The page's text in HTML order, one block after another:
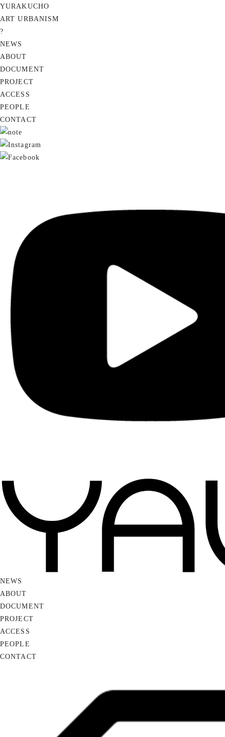
YURAKUCHO
ART URBANISM
?
NEWS
ABOUT
DOCUMENT
PROJECT
ACCESS
PEOPLE
CONTACT
NEWS
ABOUT
DOCUMENT
PROJECT
ACCESS
PEOPLE
CONTACT